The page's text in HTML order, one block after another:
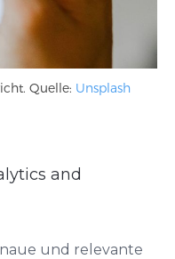
Quelle: Unsplash
and
und relevante